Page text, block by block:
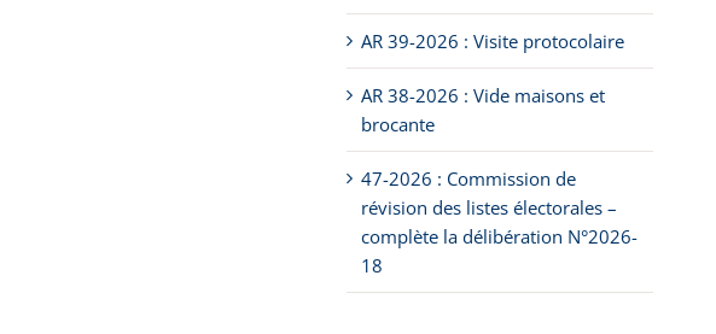
AR 39-2026 : Visite protocolaire
AR 38-2026 : Vide maisons et
brocante
47-2026 : Commission de
révision des listes électorales –
complète la délibération N°2026-
18